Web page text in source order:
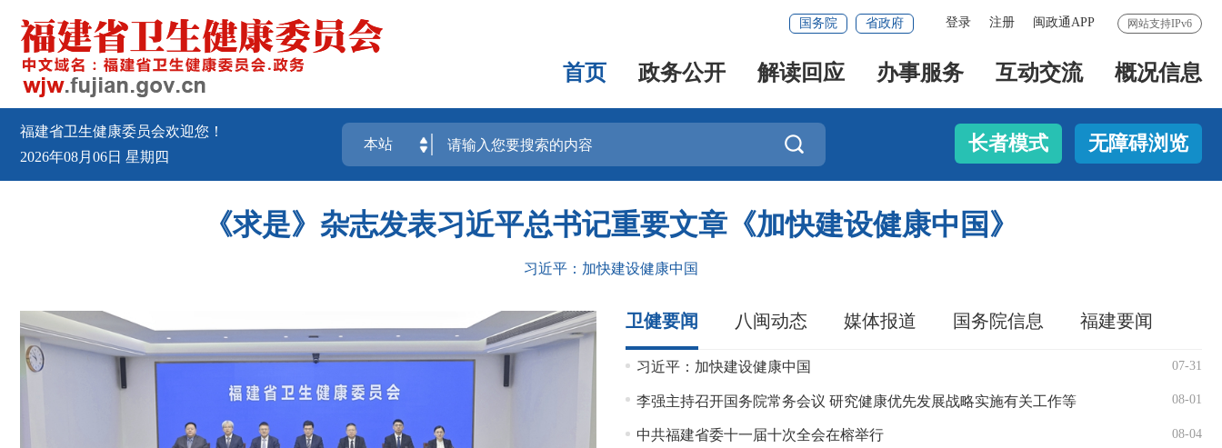
网站支持IPv6
登录 注册 闽政通APP
国务院 省政府
首页 政务公开 解读回应 办事服务 互动交流 概况信息
福建省卫生健康委员会欢迎您！
2026年08月06日 星期四
 长者模式 无障碍浏览
《求是》杂志发表习近平总书记重要文章《加快建设健康中国》
习近平：加快建设健康中国
卫健要闻 八闽动态 媒体报道 国务院信息 福建要闻
07-31
习近平：加快建设健康中国
08-01
李强主持召开国务院常务会议 研究健康优先发展战略实施有关工作等
08-04
中共福建省委十一届十次全会在榕举行